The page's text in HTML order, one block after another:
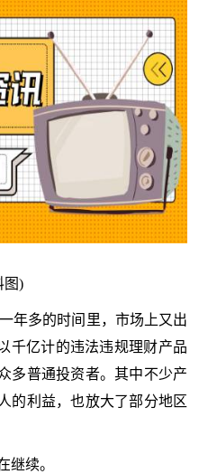
图)
年多的时间里，市场上又出
千亿计的违法违规理财产品
多普通投资者。其中不少产
的利益，也放大了部分地区
继续。